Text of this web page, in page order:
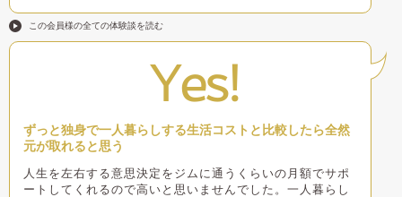
この会員様の全ての体験談を読む
Yes!
ずっと独身で一人暮らしする生活コストと比較したら全然
元が取れると思う
人生を左右する意思決定をジムに通うくらいの月額でサポ
ートしてくれるので高いと思いませんでした。一人暮らし